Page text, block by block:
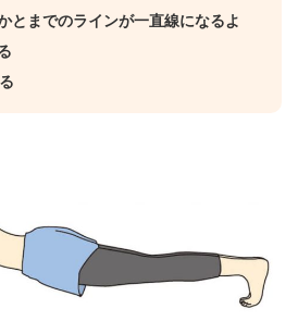
とまでのラインが一直線になるよ